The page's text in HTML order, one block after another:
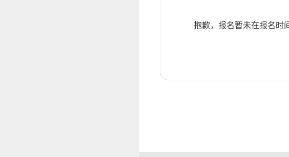
抱歉，报名暂未在报名时